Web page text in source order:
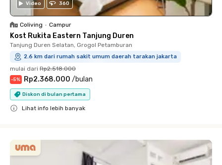
Video 360
Coliving • Campur
Kost Rukita Eastern Tanjung Duren
Tanjung Duren Selatan, Grogol Petamburan
2.6 km dari rumah sakit umum daerah tarakan jakarta
mulai dari Rp2.518.000
-5% Rp2.368.000 /bulan
Diskon di bulan pertama
Lihat info lebih banyak